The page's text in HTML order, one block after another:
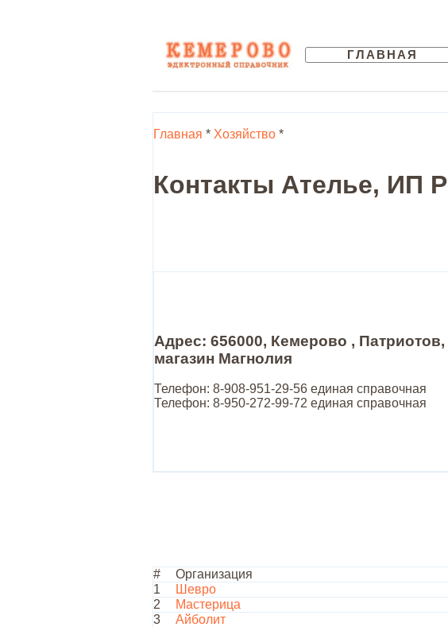
ГЛАВНАЯ
Главная * Хозяйство *
Контакты Ателье, ИП
Адрес: 656000, Кемерово , Патриотов,
магазин Магнолия
Телефон: 8-908-951-29-56 единая справочная
Телефон: 8-950-272-99-72 единая справочная
# Организация
1
Шевро
2
Мастерица
3
Айболит